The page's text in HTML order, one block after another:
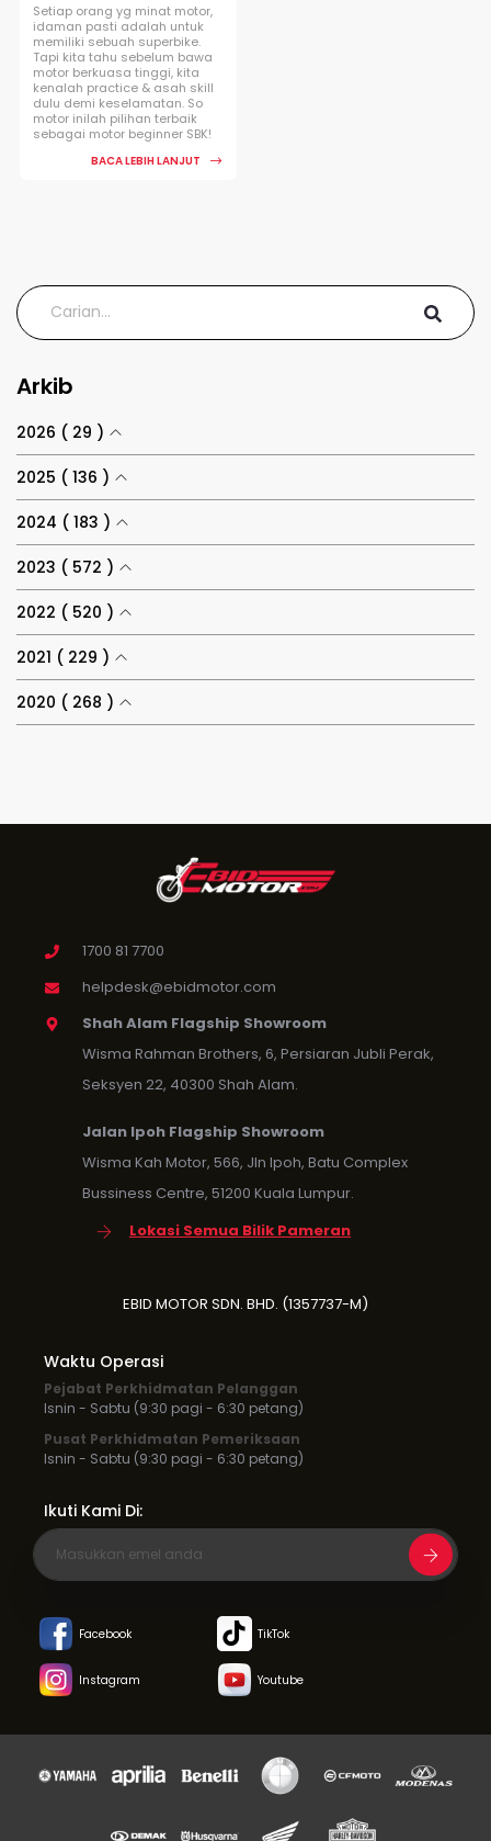
Setiap orang yg minat motor,
idaman pasti adalah untuk
memiliki sebuah superbike.
Tapi kita tahu sebelum bawa
motor berkuasa tinggi, kita
kenalah practice & asah skill
dulu demi keselamatan. So
motor inilah pilihan terbaik
sebagai motor beginner SBK!
BACA LEBIH LANJUT
Arkib
2026 ( 29 )
2025 ( 136 )
2024 ( 183 )
2023 ( 572 )
2022 ( 520 )
2021 ( 229 )
2020 ( 268 )
1700 81 7700
helpdesk@ebidmotor.com
Shah Alam Flagship Showroom
Wisma Rahman Brothers, 6, Persiaran Jubli Perak,
Seksyen 22, 40300 Shah Alam.
Jalan Ipoh Flagship Showroom
Wisma Kah Motor, 566, Jln Ipoh, Batu Complex
Bussiness Centre, 51200 Kuala Lumpur.
Lokasi Semua Bilik Pameran
EBID MOTOR SDN. BHD. (1357737-M)
Waktu Operasi
Pejabat Perkhidmatan Pelanggan
Isnin - Sabtu (9:30 pagi - 6:30 petang)
Pusat Perkhidmatan Pemeriksaan
Isnin - Sabtu (9:30 pagi - 6:30 petang)
Ikuti Kami Di:
Facebook TikTok
Instagram Youtube